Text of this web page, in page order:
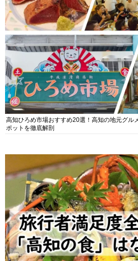
高知ひろめ市場おすすめ20選！高知の地元グル
ポットを徹底解剖